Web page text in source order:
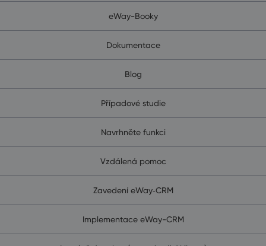
eWay-Booky
Dokumentace
Blog
Případové studie
Navrhněte funkci
Vzdálená pomoc
Zavedení eWay‑CRM
Implementace eWay-CRM